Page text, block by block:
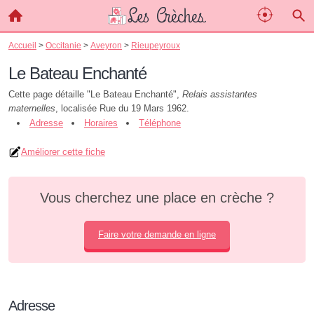
Accueil > Occitanie > Aveyron > Rieupeyroux
Le Bateau Enchanté
Cette page détaille "Le Bateau Enchanté", Relais assistantes
maternelles, localisée Rue du 19 Mars 1962.
Adresse
Horaires Téléphone
Améliorer cette fiche
Vous cherchez une place en crèche ?
Faire votre demande en ligne
Adresse